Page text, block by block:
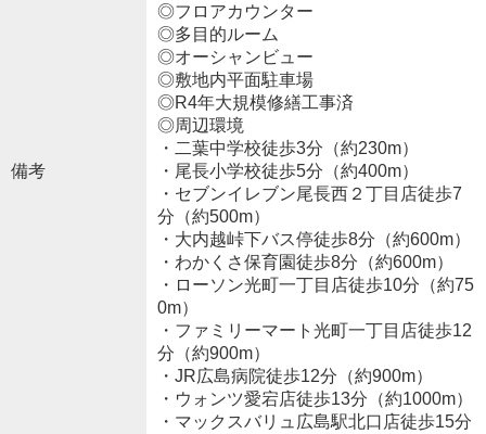
備考
◎フロアカウンター
◎多目的ルーム
◎オーシャンビュー
◎敷地内平面駐車場
◎R4年大規模修繕工事済
◎周辺環境
・二葉中学校徒歩3分（約230m）
・尾長小学校徒歩5分（約400m）
・セブンイレブン尾長西２丁目店徒歩7
分（約500m）
・大内越峠下バス停徒歩8分（約600m）
・わかくさ保育園徒歩8分（約600m）
・ローソン光町一丁目店徒歩10分（約75
0m）
・ファミリーマート光町一丁目店徒歩12
分（約900m）
・JR広島病院徒歩12分（約900m）
・ウォンツ愛宕店徒歩13分（約1000m）
・マックスバリュ広島駅北口店徒歩15分